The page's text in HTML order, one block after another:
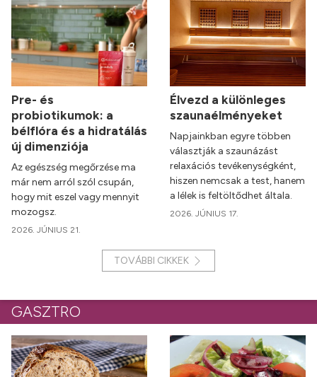
Pre- és
probiotikumok: a
bélflóra és a hidratálás
új dimenziója
Az egészség megőrzése ma
már nem arról szól csupán,
hogy mit eszel vagy mennyit
mozogsz.
2026. JÚNIUS 21.
Élvezd a különleges
szaunaélményeket
Napjainkban egyre többen
választják a szaunázást
relaxációs tevékenységként,
hiszen nemcsak a test, hanem
a lélek is feltöltődhet általa.
2026. JÚNIUS 17.
TOVÁBBI CIKKEK
GASZTRO